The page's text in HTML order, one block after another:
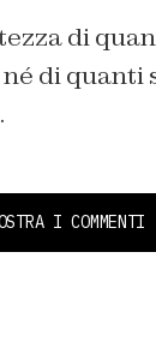
di
di quanti
I COMMENTI